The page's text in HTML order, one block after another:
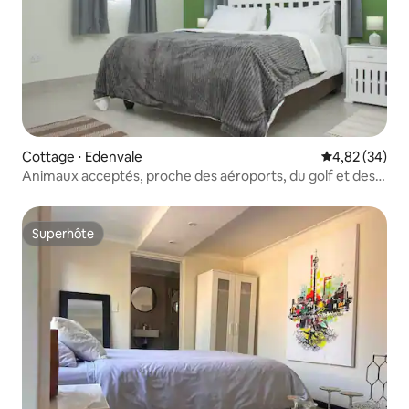
Cottage ⋅ Edenvale Évaluation
4,82 (34)
Animaux acceptés, proche des aéroports, du golf et des
Superhôte
Superhôte